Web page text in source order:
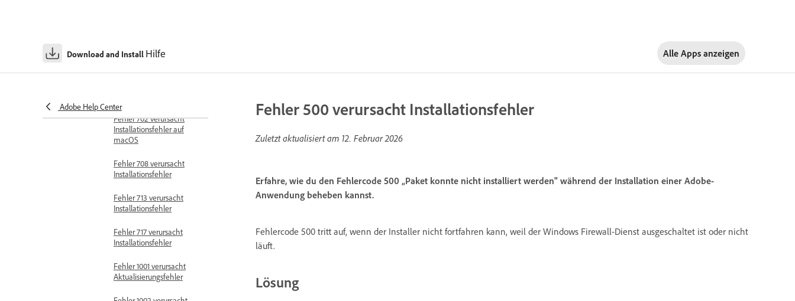
Download and Install Hilfe Alle Apps anzeigen
Adobe Help Center
Fehler 509 verursacht
Installationsfehler
Fehler 702 verursacht
Installationsfehler auf
macOS
Fehler 708 verursacht
Installationsfehler
Fehler 713 verursacht
Installationsfehler
Fehler 717 verursacht
Installationsfehler
Fehler 1001 verursacht
Aktualisierungsfehler
Fehler 500 verursacht Installationsfehler
Zuletzt aktualisiert am 12. Februar 2026
Erfahre, wie du den Fehlercode 500 „Paket konnte nicht installiert werden" während der Installation einer Adobe-
Anwendung beheben kannst.
Fehlercode 500 tritt auf, wenn der Installer nicht fortfahren kann, weil der Windows Firewall-Dienst ausgeschaltet ist oder nicht
läuft.
Lösung